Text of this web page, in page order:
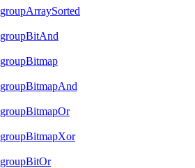
groupArraySorted
groupBitAnd
groupBitmap
groupBitmapAnd
groupBitmapOr
groupBitmapXor
groupBitOr